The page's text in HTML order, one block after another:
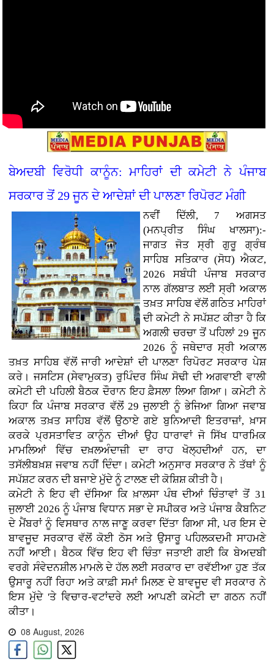
ਬੇਅਦਬੀ ਵਿਰੋਧੀ ਕਾਨੂੰਨ: ਮਾਹਿਰਾਂ ਦੀ ਕਮੇਟੀ ਨੇ ਪੰਜਾਬ
ਸਰਕਾਰ ਤੋਂ 29 ਜੂਨ ਦੇ ਆਦੇਸ਼ਾਂ ਦੀ ਪਾਲਣਾ ਰਿਪੋਰਟ ਮੰਗੀ
ਨਵੀਂ ਦਿੱਲੀ, 7 ਅਗਸਤ
(ਮਨਪ੍ਰੀਤ ਸਿੰਘ ਖਾਲਸਾ):-
ਜਾਗਤ ਜੋਤ ਸ੍ਰੀ ਗੁਰੂ ਗ੍ਰੰਥ
ਸਾਹਿਬ ਸਤਿਕਾਰ (ਸੋਧ) ਐਕਟ,
2026 ਸਬੰਧੀ ਪੰਜਾਬ ਸਰਕਾਰ
ਨਾਲ ਗੱਲਬਾਤ ਲਈ ਸ੍ਰੀ ਅਕਾਲ
ਤਖ਼ਤ ਸਾਹਿਬ ਵੱਲੋਂ ਗਠਿਤ ਮਾਹਿਰਾਂ
ਦੀ ਕਮੇਟੀ ਨੇ ਸਪੱਸ਼ਟ ਕੀਤਾ ਹੈ ਕਿ
ਅਗਲੀ ਚਰਚਾ ਤੋਂ ਪਹਿਲਾਂ 29 ਜੂਨ
2026 ਨੂੰ ਜਥੇਦਾਰ ਸ੍ਰੀ ਅਕਾਲ
ਤਖ਼ਤ ਸਾਹਿਬ ਵੱਲੋਂ ਜਾਰੀ ਆਦੇਸ਼ਾਂ ਦੀ ਪਾਲਣਾ ਰਿਪੋਰਟ ਸਰਕਾਰ ਪੇਸ਼
ਕਰੇ। ਜਸਟਿਸ (ਸੇਵਾਮੁਕਤ) ਰੁਪਿੰਦਰ ਸਿੰਘ ਸੋਢੀ ਦੀ ਅਗਵਾਈ ਵਾਲੀ
ਕਮੇਟੀ ਦੀ ਪਹਿਲੀ ਬੈਠਕ ਦੌਰਾਨ ਇਹ ਫ਼ੈਸਲਾ ਲਿਆ ਗਿਆ। ਕਮੇਟੀ ਨੇ
ਕਿਹਾ ਕਿ ਪੰਜਾਬ ਸਰਕਾਰ ਵੱਲੋਂ 29 ਜੁਲਾਈ ਨੂੰ ਭੇਜਿਆ ਗਿਆ ਜਵਾਬ
ਅਕਾਲ ਤਖ਼ਤ ਸਾਹਿਬ ਵੱਲੋਂ ਉਠਾਏ ਗਏ ਬੁਨਿਆਦੀ ਇਤਰਾਜ਼ਾਂ, ਖ਼ਾਸ
ਕਰਕੇ ਪ੍ਰਸਤਾਵਿਤ ਕਾਨੂੰਨ ਦੀਆਂ ਉਹ ਧਾਰਾਵਾਂ ਜੋ ਸਿੱਖ ਧਾਰਮਿਕ
ਮਾਮਲਿਆਂ ਵਿੱਚ ਦਖ਼ਲਅੰਦਾਜ਼ੀ ਦਾ ਰਾਹ ਖੋਲ੍ਹਦੀਆਂ ਹਨ, ਦਾ
ਤਸੱਲੀਬਖ਼ਸ਼ ਜਵਾਬ ਨਹੀਂ ਦਿੰਦਾ। ਕਮੇਟੀ ਅਨੁਸਾਰ ਸਰਕਾਰ ਨੇ ਤੱਥਾਂ ਨੂੰ
ਸਪੱਸ਼ਟ ਕਰਨ ਦੀ ਬਜਾਏ ਮੁੱਦੇ ਨੂੰ ਟਾਲਣ ਦੀ ਕੋਸ਼ਿਸ਼ ਕੀਤੀ ਹੈ।
ਕਮੇਟੀ ਨੇ ਇਹ ਵੀ ਦੱਸਿਆ ਕਿ ਖ਼ਾਲਸਾ ਪੰਥ ਦੀਆਂ ਚਿੰਤਾਵਾਂ ਤੋਂ 31
ਜੁਲਾਈ 2026 ਨੂੰ ਪੰਜਾਬ ਵਿਧਾਨ ਸਭਾ ਦੇ ਸਪੀਕਰ ਅਤੇ ਪੰਜਾਬ ਕੈਬਨਿਟ
ਦੇ ਮੈਂਬਰਾਂ ਨੂੰ ਵਿਸਥਾਰ ਨਾਲ ਜਾਣੂ ਕਰਵਾ ਦਿੱਤਾ ਗਿਆ ਸੀ, ਪਰ ਇਸ ਦੇ
ਬਾਵਜੂਦ ਸਰਕਾਰ ਵੱਲੋਂ ਕੋਈ ਠੋਸ ਅਤੇ ਉਸਾਰੂ ਪਹਿਲਕਦਮੀ ਸਾਹਮਣੇ
ਨਹੀਂ ਆਈ। ਬੈਠਕ ਵਿੱਚ ਇਹ ਵੀ ਚਿੰਤਾ ਜਤਾਈ ਗਈ ਕਿ ਬੇਅਦਬੀ
ਵਰਗੇ ਸੰਵੇਦਨਸ਼ੀਲ ਮਾਮਲੇ ਦੇ ਹੱਲ ਲਈ ਸਰਕਾਰ ਦਾ ਰਵੱਈਆ ਹੁਣ ਤੱਕ
ਉਸਾਰੂ ਨਹੀਂ ਰਿਹਾ ਅਤੇ ਕਾਫ਼ੀ ਸਮਾਂ ਮਿਲਣ ਦੇ ਬਾਵਜੂਦ ਵੀ ਸਰਕਾਰ ਨੇ
ਇਸ ਮੁੱਦੇ 'ਤੇ ਵਿਚਾਰ-ਵਟਾਂਦਰੇ ਲਈ ਆਪਣੀ ਕਮੇਟੀ ਦਾ ਗਠਨ ਨਹੀਂ
ਕੀਤਾ।
08 August, 2026